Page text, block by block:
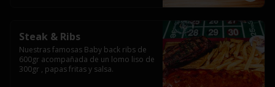
Steak & Ribs
Nuestras famosas Baby back ribs de
600gr acompañada de un lomo liso de
300gr , papas fritas y salsa.